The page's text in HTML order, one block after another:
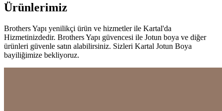
Ürünlerimiz
Brothers Yapı yenilikçi ürün ve hizmetler ile Kartal'da
Hizmetinizdedir. Brothers Yapı güvencesi ile Jotun boya ve diğer
ürünleri güvenle satın alabilirsiniz. Sizleri Kartal Jotun Boya
bayiliğimize bekliyoruz.